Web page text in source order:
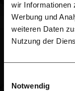
wir Informationen
Werbung und
weiteren Daten
Nutzung der
Notwendig